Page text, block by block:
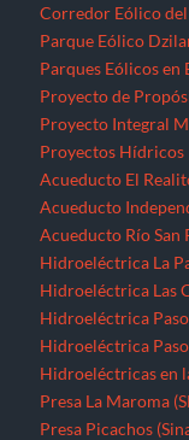
Corredor Eólico
Parque Eólico
Parques Eólicos
Proyecto de
Proyecto Integral
Proyectos Hídricos
Acueducto El
Acueducto
Acueducto Río San
Hidroeléctrica La
Hidroeléctrica Las
Hidroeléctrica
Hidroeléctrica
Hidroeléctricas en
Presa La Maroma
Presa Picachos